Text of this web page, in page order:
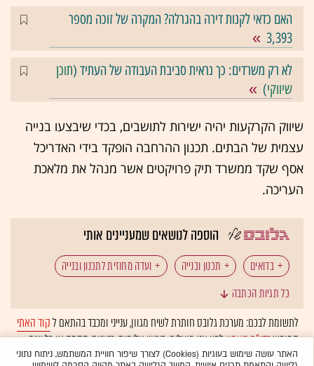
האם כדאי לקנות דירה בהגרלה? המקרה של זוכה מספר
3,393
לא רק משרדים: כך נראית סביבת העבודה של העתיד (תוכן
שיווקי)
שיווק הקרקעות יהיה ישירות לתושבים, בכדי שיבצעו בנייה
עצמית של הבתים. תכנון ההרחבה הופקד בידי האדריכל
אסף שקד ממשרד תיק פרויקטים אשר מנהל את מלאכת
העריכה.
הוספה לנושאים שמעניינים אותי
בדואים תכנון ובנייה
ועדה מחוזית לתכנון ובנייה
כל תגיות הכתבה
לתשומת לבכם: מערכת גלובס חותרת לשיח מגוון, ענייני ומכבד בהתאם לקוד האתי
המופיעבדו"ח האמוןלפיו אנו פועלים. ביטויי אלימות, גזענות, הסתה או כל שיח
בלתי הולם אחר מסוננים בצורהאוטומטיתולא יפורסמו באתר.
האתר עושה שימוש בעוגיות (Cookies) לצורך שיפור חוויית המשתמש, ניתוח נתוני